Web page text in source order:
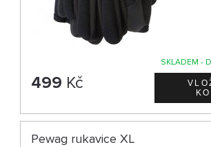
SKLADEM -
499 Kč
Pewag rukavice XL